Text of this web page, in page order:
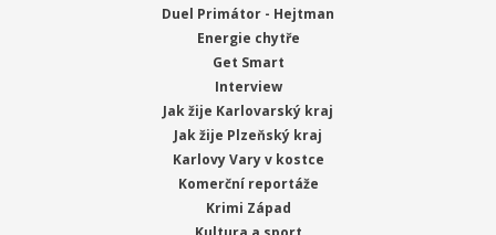
Duel Primátor - Hejtman
Energie chytře
Get Smart
Interview
Jak žije Karlovarský kraj
Jak žije Plzeňský kraj
Karlovy Vary v kostce
Komerční reportáže
Krimi Západ